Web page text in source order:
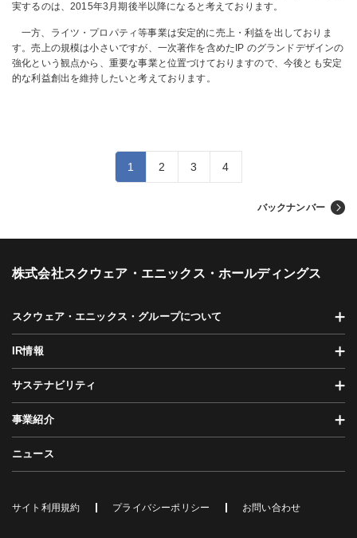
実するのは、2015年3月期後半以降になると考えております。
一方、ライツ・プロパティ等事業は安定的に売上・利益を出しておりま
す。売上の規模は小さいですが、一次著作を含めたIP のグランドデザインの
強化という観点から、重要な事業と位置づけておりますので、今後とも安定
的な利益創出を維持したいと考えております。
1 2 3 4
バックナンバー
株式会社スクウェア・エニックス・ホールディングス
スクウェア・エニックス・グループについて
IR情報
サステナビリティ
事業紹介
ニュース
サイト利用規約 プライバシーポリシー お問い合わせ